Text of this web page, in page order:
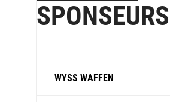
SPONSEURS
WYSS WAFFEN